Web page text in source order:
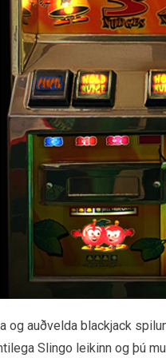
og auðvelda blackjack
Slingo leikinn og þú